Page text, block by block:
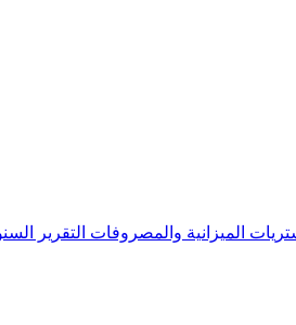
الميزانية والمصروفات التقرير